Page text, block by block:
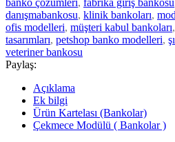
banko çözümleri, fabrika giriş bankosu
danışmabankosu, klinik bankoları,
ofis modelleri, müşteri kabul bankoları,
tasarımları, petshop banko modelleri,
veteriner bankosu
Paylaş:
Açıklama
Ek bilgi
Ürün Kartelası (Bankolar)
Çekmece Modülü ( Bankolar )